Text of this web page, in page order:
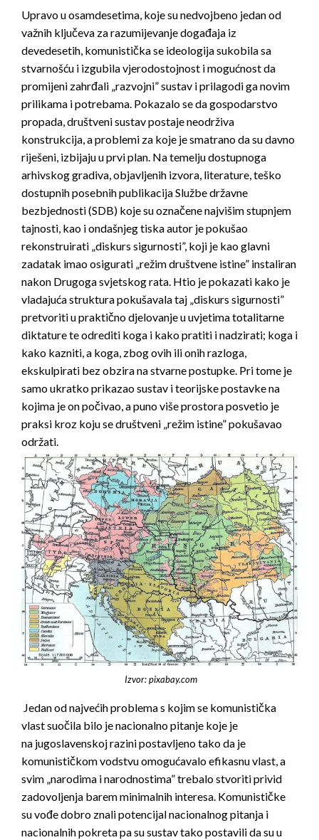
Upravo u osamdesetima, koje su nedvojbeno jedan od
važnih ključeva za razumijevanje događaja iz
devedesetih, komunistička se ideologija sukobila sa
stvarnošću i izgubila vjerodostojnost i mogućnost da
promijeni zahrđali „razvojni” sustav i prilagodi ga novim
prilikama i potrebama. Pokazalo se da gospodarstvo
propada, društveni sustav postaje neodrživa
konstrukcija, a problemi za koje je smatrano da su davno
riješeni, izbijaju u prvi plan. Na temelju dostupnoga
arhivskog gradiva, objavljenih izvora, literature, teško
dostupnih posebnih publikacija Službe državne
bezbjednosti (SDB) koje su označene najvišim stupnjem
tajnosti, kao i ondašnjeg tiska autor je pokušao
rekonstruirati „diskurs sigurnosti”, koji je kao glavni
zadatak imao osigurati „režim društvene istine” instaliran
nakon Drugoga svjetskog rata. Htio je pokazati kako je
vladajuća struktura pokušavala taj „diskurs sigurnosti”
pretvoriti u praktično djelovanje u uvjetima totalitarne
diktature te odrediti koga i kako pratiti i nadzirati; koga i
kako kazniti, a koga, zbog ovih ili onih razloga,
ekskulpirati bez obzira na stvarne postupke. Pri tome je
samo ukratko prikazao sustav i teorijske postavke na
kojima je on počivao, a puno više prostora posvetio je
praksi kroz koju se društveni „režim istine” pokušavao
održati.
Izvor: pixabay.com
Jedan od najvećih problema s kojim se komunistička
vlast suočila bilo je nacionalno pitanje koje je
na jugoslavenskoj razini postavljeno tako da je
komunističkom vodstvu omogućavalo efikasnu vlast, a
svim „narodima i narodnostima” trebalo stvoriti privid
zadovoljenja barem minimalnih interesa. Komunističke
su vođe dobro znali potencijal nacionalnog pitanja i
nacionalnih pokreta pa su sustav tako postavili da su u